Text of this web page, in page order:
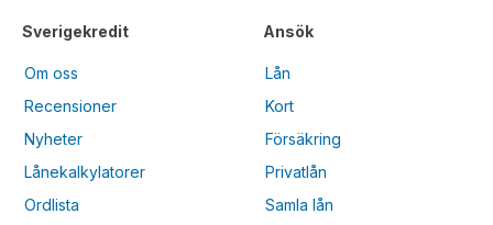
Sverigekredit
Om oss
Recensioner
Nyheter
Lånekalkylatorer
Ordlista
Ansök
Lån
Kort
Försäkring
Privatlån
Samla lån